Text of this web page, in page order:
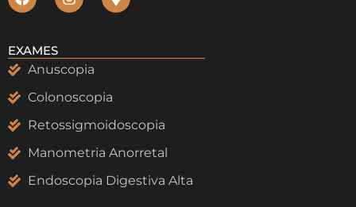
EXAMES
Anuscopia
Colonoscopia
Retossigmoidoscopia
Manometria Anorretal
Endoscopia Digestiva Alta